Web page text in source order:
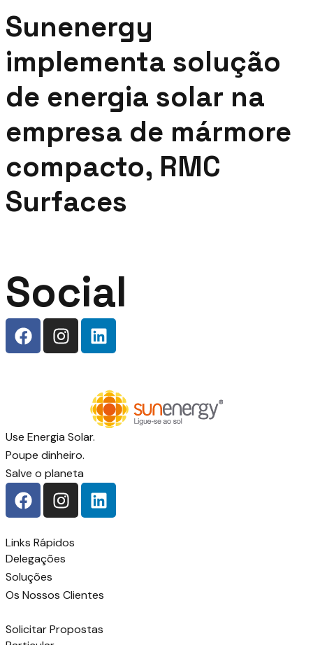
Sunenergy
implementa solução
de energia solar na
empresa de mármore
compacto, RMC
Surfaces
Social
Use Energia Solar.
Poupe dinheiro.
Salve o planeta
Links Rápidos
Delegações
Soluções
Os Nossos Clientes
Solicitar Propostas